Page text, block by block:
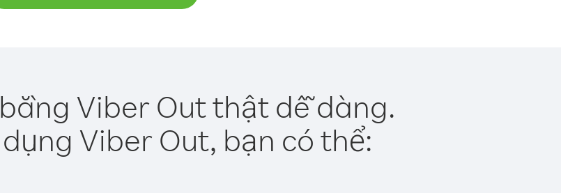
Viber Out thật dễ dàng.
Viber Out, bạn có thể: